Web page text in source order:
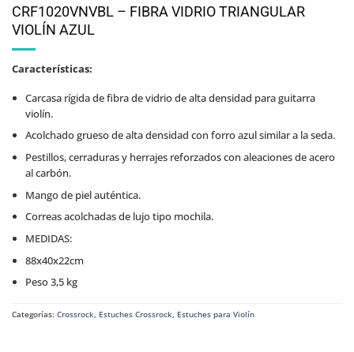
CRF1020VNVBL – FIBRA VIDRIO TRIANGULAR
VIOLÍN AZUL
Características:
Carcasa rígida de fibra de vidrio de alta densidad para guitarra
violín.
Acolchado grueso de alta densidad con forro azul similar a la seda.
Pestillos, cerraduras y herrajes reforzados con aleaciones de acero
al carbón.
Mango de piel auténtica.
Correas acolchadas de lujo tipo mochila.
MEDIDAS:
88x40x22cm
Peso 3,5 kg
Categorías: Crossrock, Estuches Crossrock, Estuches para Violín